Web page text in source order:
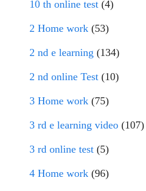
10 th online test (4)
2 Home work (53)
2 nd e learning (134)
2 nd online Test (10)
3 Home work (75)
3 rd e learning video (107)
3 rd online test (5)
4 Home work (96)